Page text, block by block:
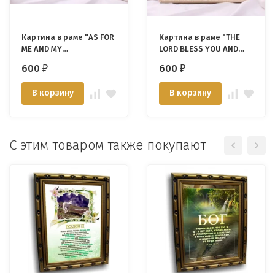
Картина в раме "AS FOR
ME AND MY
600 ₽
В корзину
Картина в раме "THE
LORD BLESS YOU AND
600 ₽
В корзину
С этим товаром также покупают